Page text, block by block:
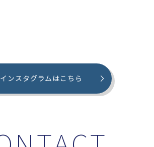
インスタグラムはこちら